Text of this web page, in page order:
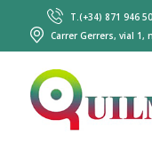
T.(+34) 871 946
Carrer Gerrers, vial 1,